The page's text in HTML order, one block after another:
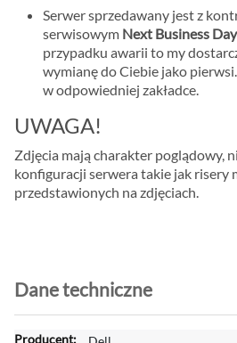
Serwer sprzedawany jest z
serwisowym Next Business
przypadku awarii to my
wymianę do Ciebie jako
w odpowiedniej zakładce.
UWAGA!
Zdjęcia mają charakter poglądowy,
konfiguracji serwera takie jak risery
przedstawionych na zdjęciach.
Dane techniczne
W